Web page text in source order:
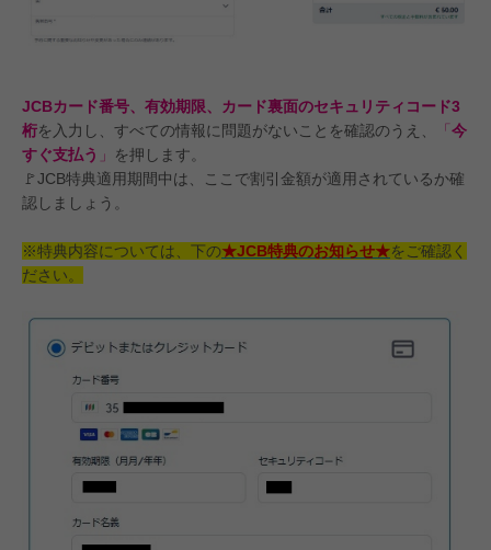
JCBカード番号、有効期限、カード裏面のセキュリティコード3
桁を入力し、すべての情報に問題がないことを確認のうえ、 「 今
すぐ支払う 」
を押します。
🚩JCB特典適用期間中は、ここで割引金額が適用されているか確
認しましょう。
※特典内容については、下の★JCB特典のお知らせ★をご確認く
ださい。